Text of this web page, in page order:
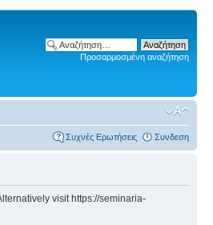
Προσαρμοσμένη αναζήτηση
Συχνές Ερωτήσεις Συνδεση
visit https://seminaria-